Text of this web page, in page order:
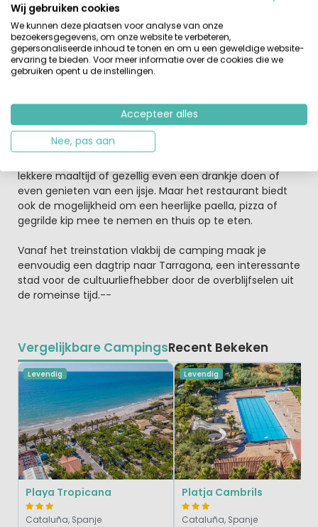
vervelen. Ook voor volwassen leuke activiteiten.
Bijvoorbeeld een partijtje jeu de boules. Mocht je nog
energie over hebben dan laat je je uitdagen door
het
animatieteamtot een actief spel in het zwembad.
Rondom het zwembad is een terras met ligstoelen
Een lekker hapje en daarna een gezellige avond op je
terras
Naast het zwembad is de bar en
lekkere maaltijd of gezellig even een drankje doen of
even genieten van een ijsje. Maar het restaurant biedt
ook de mogelijkheid om een heerlijke paella, pizza of
gegrilde kip mee te nemen en thuis op te eten.
Vanaf het treinstation vlakbij de camping maak je
eenvoudig een dagtrip naar Tarragona, een interessante
stad voor de cultuurliefhebber door de overblijfselen uit
de romeinse tijd.--
Vergelijkbare CampingsRecent Bekeken
Levendig
Playa Tropicana
Cataluña, Spanje
Levendig
Platja Cambrils
Cataluña, Spanje
Wij gebruiken cookies
We kunnen deze plaatsen voor analyse van onze
bezoekersgegevens, om onze website te verbeteren,
gepersonaliseerde inhoud te tonen en om u een geweldige website-
ervaring te bieden. Voor meer informatie over de cookies die we
gebruiken opent u de instellingen.
Accepteer alles
Nee, pas aan